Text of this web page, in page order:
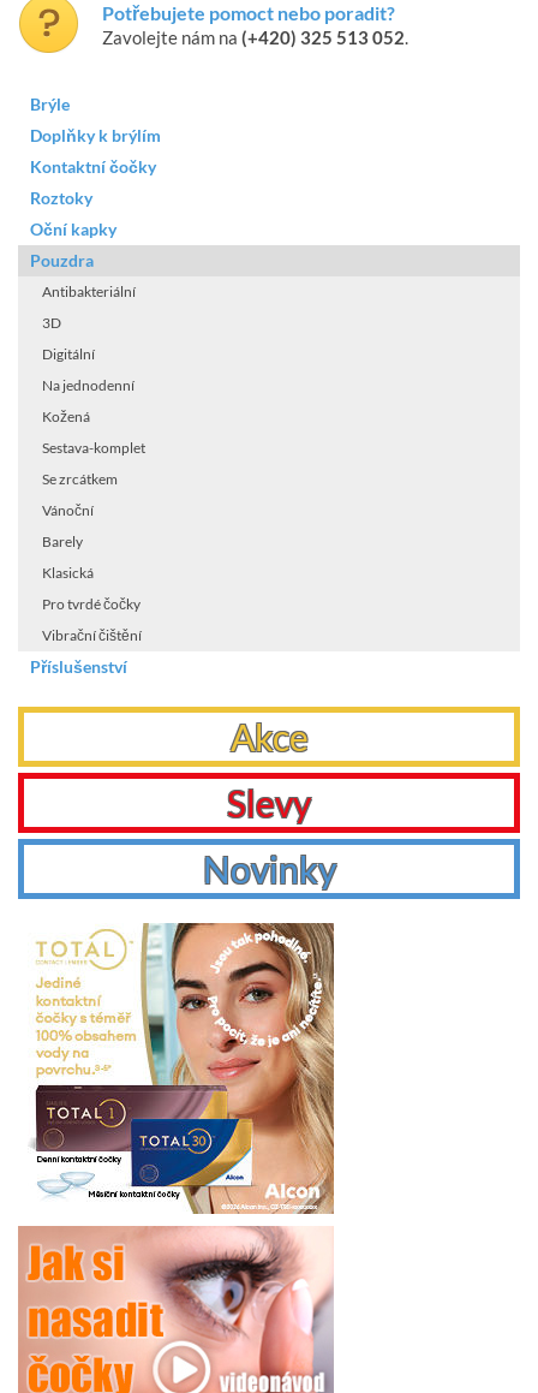
Potřebujete pomoct nebo poradit?
Zavolejte nám na (+420) 325 513 052.
Brýle
Doplňky k brýlím
Kontaktní čočky
Roztoky
Oční kapky
Pouzdra
Antibakteriální
3D
Digitální
Na jednodenní
Kožená
Sestava-komplet
Se zrcátkem
Vánoční
Barely
Klasická
Pro tvrdé čočky
Vibrační čištění
Příslušenství
Akce
Slevy
Novinky